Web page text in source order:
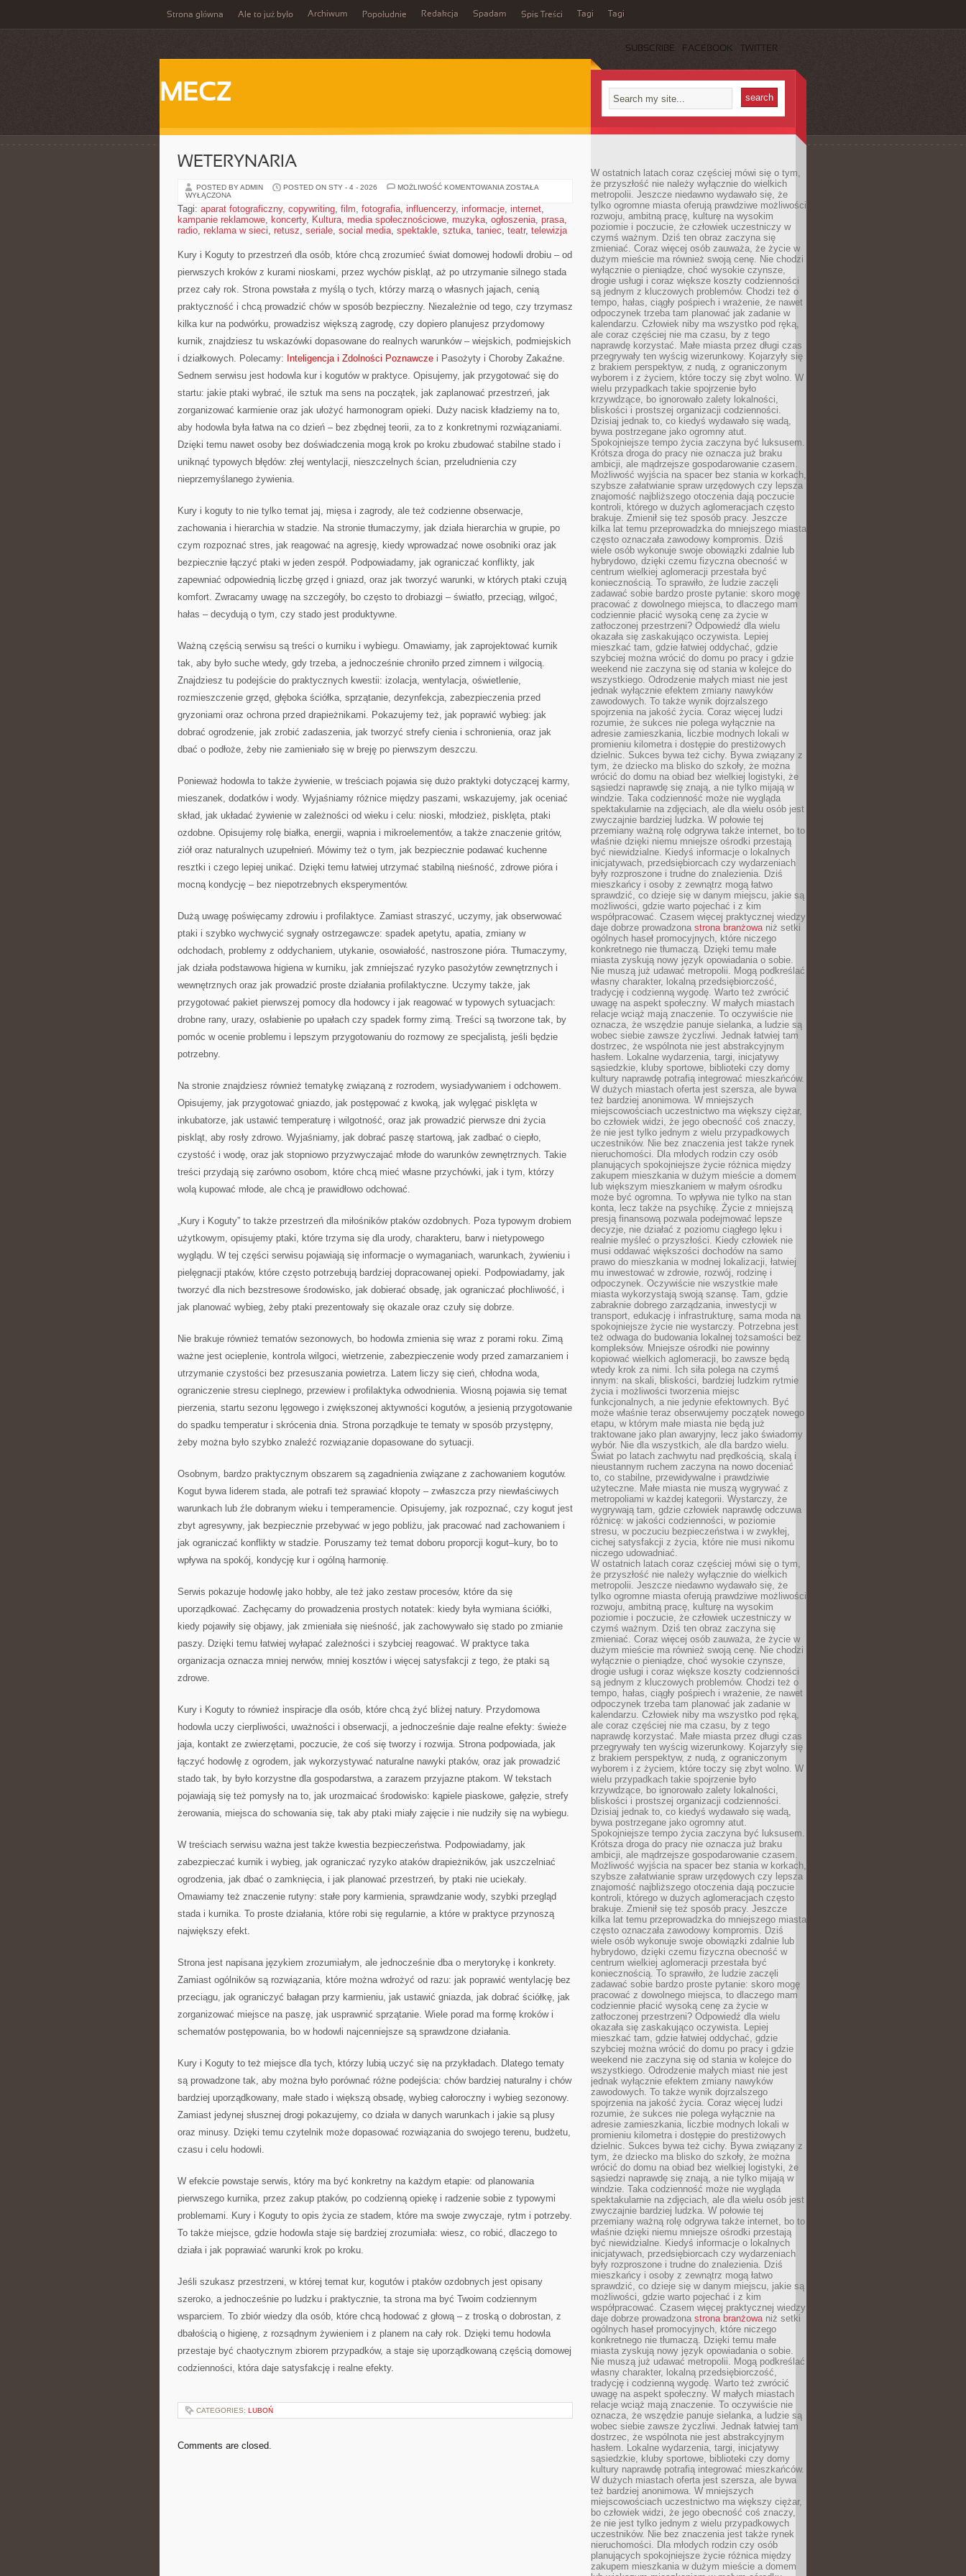
Strona główna Ale to już było Archiwum Popołudnie Redakcja Spadam Spis Treści Tagi Tagi
SUBSCRIBE FACEBOOK TWITTER
MECZ
WETERYNARIA
POSTED BY ADMIN POSTED ON STY - 4 - 2026 MOŻLIWOŚĆ KOMENTOWANIA WETERYNARIA
ZOSTAŁA
WYŁĄCZONA
Tagi: aparat fotograficzny, copywriting, film, fotografia, influencerzy, informacje, internet,
kampanie reklamowe, koncerty, Kultura, media społecznościowe, muzyka, ogłoszenia, prasa,
radio, reklama w sieci, retusz, seriale, social media, spektakle, sztuka, taniec, teatr, telewizja
Kury i Koguty to przestrzeń dla osób, które chcą zrozumieć świat domowej hodowli drobiu – od
pierwszych kroków z kurami nioskami, przez wychów piskląt, aż po utrzymanie silnego stada
przez cały rok. Strona powstała z myślą o tych, którzy marzą o własnych jajach, cenią
praktyczność i chcą prowadzić chów w sposób bezpieczny. Niezależnie od tego, czy trzymasz
kilka kur na podwórku, prowadzisz większą zagrodę, czy dopiero planujesz przydomowy
kurnik, znajdziesz tu wskazówki dopasowane do realnych warunków – wiejskich, podmiejskich
i działkowych. Polecamy: Inteligencja i Zdolności Poznawcze i Pasożyty i Choroby Zakaźne.
Sednem serwisu jest hodowla kur i kogutów w praktyce. Opisujemy, jak przygotować się do
startu: jakie ptaki wybrać, ile sztuk ma sens na początek, jak zaplanować przestrzeń, jak
zorganizować karmienie oraz jak ułożyć harmonogram opieki. Duży nacisk kładziemy na to,
aby hodowla była łatwa na co dzień – bez zbędnej teorii, za to z konkretnymi rozwiązaniami.
Dzięki temu nawet osoby bez doświadczenia mogą krok po kroku zbudować stabilne stado i
uniknąć typowych błędów: złej wentylacji, nieszczelnych ścian, przeludnienia czy
nieprzemyślanego żywienia.
Kury i koguty to nie tylko temat jaj, mięsa i zagrody, ale też codzienne obserwacje,
zachowania i hierarchia w stadzie. Na stronie tłumaczymy, jak działa hierarchia w grupie, po
czym rozpoznać stres, jak reagować na agresję, kiedy wprowadzać nowe osobniki oraz jak
bezpiecznie łączyć ptaki w jeden zespół. Podpowiadamy, jak ograniczać konflikty, jak
zapewniać odpowiednią liczbę grzęd i gniazd, oraz jak tworzyć warunki, w których ptaki czują
komfort. Zwracamy uwagę na szczegóły, bo często to drobiazgi – światło, przeciąg, wilgoć,
hałas – decydują o tym, czy stado jest produktywne.
Ważną częścią serwisu są treści o kurniku i wybiegu. Omawiamy, jak zaprojektować kurnik
tak, aby było suche wtedy, gdy trzeba, a jednocześnie chroniło przed zimnem i wilgocią.
Znajdziesz tu podejście do praktycznych kwestii: izolacja, wentylacja, oświetlenie,
rozmieszczenie grzęd, głęboka ściółka, sprzątanie, dezynfekcja, zabezpieczenia przed
gryzoniami oraz ochrona przed drapieżnikami. Pokazujemy też, jak poprawić wybieg: jak
dobrać ogrodzenie, jak zrobić zadaszenia, jak tworzyć strefy cienia i schronienia, oraz jak
dbać o podłoże, żeby nie zamieniało się w breję po pierwszym deszczu.
Ponieważ hodowla to także żywienie, w treściach pojawia się dużo praktyki dotyczącej karmy,
mieszanek, dodatków i wody. Wyjaśniamy różnice między paszami, wskazujemy, jak oceniać
skład, jak układać żywienie w zależności od wieku i celu: nioski, młodzież, pisklęta, ptaki
ozdobne. Opisujemy rolę białka, energii, wapnia i mikroelementów, a także znaczenie gritów,
ziół oraz naturalnych uzupełnień. Mówimy też o tym, jak bezpiecznie podawać kuchenne
resztki i czego lepiej unikać. Dzięki temu łatwiej utrzymać stabilną nieśność, zdrowe pióra i
mocną kondycję – bez niepotrzebnych eksperymentów.
Dużą uwagę poświęcamy zdrowiu i profilaktyce. Zamiast straszyć, uczymy, jak obserwować
ptaki i szybko wychwycić sygnały ostrzegawcze: spadek apetytu, apatia, zmiany w
odchodach, problemy z oddychaniem, utykanie, osowiałość, nastroszone pióra. Tłumaczymy,
jak działa podstawowa higiena w kurniku, jak zmniejszać ryzyko pasożytów zewnętrznych i
wewnętrznych oraz jak prowadzić proste działania profilaktyczne. Uczymy także, jak
przygotować pakiet pierwszej pomocy dla hodowcy i jak reagować w typowych sytuacjach:
drobne rany, urazy, osłabienie po upałach czy spadek formy zimą. Treści są tworzone tak, by
pomóc w ocenie problemu i lepszym przygotowaniu do rozmowy ze specjalistą, jeśli będzie
potrzebny.
Na stronie znajdziesz również tematykę związaną z rozrodem, wysiadywaniem i odchowem.
Opisujemy, jak przygotować gniazdo, jak postępować z kwoką, jak wylęgać pisklęta w
inkubatorze, jak ustawić temperaturę i wilgotność, oraz jak prowadzić pierwsze dni życia
piskląt, aby rosły zdrowo. Wyjaśniamy, jak dobrać paszę startową, jak zadbać o ciepło,
czystość i wodę, oraz jak stopniowo przyzwyczajać młode do warunków zewnętrznych. Takie
treści przydają się zarówno osobom, które chcą mieć własne przychówki, jak i tym, którzy
wolą kupować młode, ale chcą je prawidłowo odchować.
„Kury i Koguty” to także przestrzeń dla miłośników ptaków ozdobnych. Poza typowym drobiem
użytkowym, opisujemy ptaki, które trzyma się dla urody, charakteru, barw i nietypowego
wyglądu. W tej części serwisu pojawiają się informacje o wymaganiach, warunkach, żywieniu i
pielęgnacji ptaków, które często potrzebują bardziej dopracowanej opieki. Podpowiadamy, jak
tworzyć dla nich bezstresowe środowisko, jak dobierać obsadę, jak ograniczać płochliwość, i
jak planować wybieg, żeby ptaki prezentowały się okazale oraz czuły się dobrze.
Nie brakuje również tematów sezonowych, bo hodowla zmienia się wraz z porami roku. Zimą
ważne jest ocieplenie, kontrola wilgoci, wietrzenie, zabezpieczenie wody przed zamarzaniem i
utrzymanie czystości bez przesuszania powietrza. Latem liczy się cień, chłodna woda,
ograniczenie stresu cieplnego, przewiew i profilaktyka odwodnienia. Wiosną pojawia się temat
pierzenia, startu sezonu lęgowego i zwiększonej aktywności kogutów, a jesienią przygotowanie
do spadku temperatur i skrócenia dnia. Strona porządkuje te tematy w sposób przystępny,
żeby można było szybko znaleźć rozwiązanie dopasowane do sytuacji.
Osobnym, bardzo praktycznym obszarem są zagadnienia związane z zachowaniem kogutów.
Kogut bywa liderem stada, ale potrafi też sprawiać kłopoty – zwłaszcza przy niewłaściwych
warunkach lub źle dobranym wieku i temperamencie. Opisujemy, jak rozpoznać, czy kogut jest
zbyt agresywny, jak bezpiecznie przebywać w jego pobliżu, jak pracować nad zachowaniem i
jak ograniczać konflikty w stadzie. Poruszamy też temat doboru proporcji kogut–kury, bo to
wpływa na spokój, kondycję kur i ogólną harmonię.
Serwis pokazuje hodowlę jako hobby, ale też jako zestaw procesów, które da się
uporządkować. Zachęcamy do prowadzenia prostych notatek: kiedy była wymiana ściółki,
kiedy pojawiły się objawy, jak zmieniała się nieśność, jak zachowywało się stado po zmianie
paszy. Dzięki temu łatwiej wyłapać zależności i szybciej reagować. W praktyce taka
organizacja oznacza mniej nerwów, mniej kosztów i więcej satysfakcji z tego, że ptaki są
zdrowe.
Kury i Koguty to również inspiracje dla osób, które chcą żyć bliżej natury. Przydomowa
hodowla uczy cierpliwości, uważności i obserwacji, a jednocześnie daje realne efekty: świeże
jaja, kontakt ze zwierzętami, poczucie, że coś się tworzy i rozwija. Strona podpowiada, jak
łączyć hodowlę z ogrodem, jak wykorzystywać naturalne nawyki ptaków, oraz jak prowadzić
stado tak, by było korzystne dla gospodarstwa, a zarazem przyjazne ptakom. W tekstach
pojawiają się też pomysły na to, jak urozmaicać środowisko: kąpiele piaskowe, gałęzie, strefy
żerowania, miejsca do schowania się, tak aby ptaki miały zajęcie i nie nudziły się na wybiegu.
W treściach serwisu ważna jest także kwestia bezpieczeństwa. Podpowiadamy, jak
zabezpieczać kurnik i wybieg, jak ograniczać ryzyko ataków drapieżników, jak uszczelniać
ogrodzenia, jak dbać o zamknięcia, i jak planować przestrzeń, by ptaki nie uciekały.
Omawiamy też znaczenie rutyny: stałe pory karmienia, sprawdzanie wody, szybki przegląd
stada i kurnika. To proste działania, które robi się regularnie, a które w praktyce przynoszą
największy efekt.
Strona jest napisana językiem zrozumiałym, ale jednocześnie dba o merytorykę i konkrety.
Zamiast ogólników są rozwiązania, które można wdrożyć od razu: jak poprawić wentylację bez
przeciągu, jak ograniczyć bałagan przy karmieniu, jak ustawić gniazda, jak dobrać ściółkę, jak
zorganizować miejsce na paszę, jak usprawnić sprzątanie. Wiele porad ma formę kroków i
schematów postępowania, bo w hodowli najcenniejsze są sprawdzone działania.
Kury i Koguty to też miejsce dla tych, którzy lubią uczyć się na przykładach. Dlatego tematy
są prowadzone tak, aby można było porównać różne podejścia: chów bardziej naturalny i chów
bardziej uporządkowany, małe stado i większą obsadę, wybieg całoroczny i wybieg sezonowy.
Zamiast jedynej słusznej drogi pokazujemy, co działa w danych warunkach i jakie są plusy
oraz minusy. Dzięki temu czytelnik może dopasować rozwiązania do swojego terenu, budżetu,
czasu i celu hodowli.
W efekcie powstaje serwis, który ma być konkretny na każdym etapie: od planowania
pierwszego kurnika, przez zakup ptaków, po codzienną opiekę i radzenie sobie z typowymi
problemami. Kury i Koguty to opis życia ze stadem, które ma swoje zwyczaje, rytm i potrzeby.
To także miejsce, gdzie hodowla staje się bardziej zrozumiała: wiesz, co robić, dlaczego to
działa i jak poprawiać warunki krok po kroku.
Jeśli szukasz przestrzeni, w której temat kur, kogutów i ptaków ozdobnych jest opisany
szeroko, a jednocześnie po ludzku i praktycznie, ta strona ma być Twoim codziennym
wsparciem. To zbiór wiedzy dla osób, które chcą hodować z głową – z troską o dobrostan, z
dbałością o higienę, z rozsądnym żywieniem i z planem na cały rok. Dzięki temu hodowla
przestaje być chaotycznym zbiorem przypadków, a staje się uporządkowaną częścią domowej
codzienności, która daje satysfakcję i realne efekty.
CATEGORIES: LUBOŃ
Comments are closed.
W ostatnich latach coraz częściej mówi się o tym,
że przyszłość nie należy wyłącznie do wielkich
metropolii. Jeszcze niedawno wydawało się, że
tylko ogromne miasta oferują prawdziwe możliwości
rozwoju, ambitną pracę, kulturę na wysokim
poziomie i poczucie, że człowiek uczestniczy w
czymś ważnym. Dziś ten obraz zaczyna się
zmieniać. Coraz więcej osób zauważa, że życie w
dużym mieście ma również swoją cenę. Nie chodzi
wyłącznie o pieniądze, choć wysokie czynsze,
drogie usługi i coraz większe koszty codzienności
są jednym z kluczowych problemów. Chodzi też o
tempo, hałas, ciągły pośpiech i wrażenie, że nawet
odpoczynek trzeba tam planować jak zadanie w
kalendarzu. Człowiek niby ma wszystko pod ręką,
ale coraz częściej nie ma czasu, by z tego
naprawdę korzystać. Małe miasta przez długi czas
przegrywały ten wyścig wizerunkowy. Kojarzyły się
z brakiem perspektyw, z nudą, z ograniczonym
wyborem i z życiem, które toczy się zbyt wolno. W
wielu przypadkach takie spojrzenie było
krzywdzące, bo ignorowało zalety lokalności,
bliskości i prostszej organizacji codzienności.
Dzisiaj jednak to, co kiedyś wydawało się wadą,
bywa postrzegane jako ogromny atut.
Spokojniejsze tempo życia zaczyna być luksusem.
Krótsza droga do pracy nie oznacza już braku
ambicji, ale mądrzejsze gospodarowanie czasem.
Możliwość wyjścia na spacer bez stania w korkach,
szybsze załatwianie spraw urzędowych czy lepsza
znajomość najbliższego otoczenia dają poczucie
kontroli, którego w dużych aglomeracjach często
brakuje. Zmienił się też sposób pracy. Jeszcze
kilka lat temu przeprowadzka do mniejszego miasta
często oznaczała zawodowy kompromis. Dziś
wiele osób wykonuje swoje obowiązki zdalnie lub
hybrydowo, dzięki czemu fizyczna obecność w
centrum wielkiej aglomeracji przestała być
koniecznością. To sprawiło, że ludzie zaczęli
zadawać sobie bardzo proste pytanie: skoro mogę
pracować z dowolnego miejsca, to dlaczego mam
codziennie płacić wysoką cenę za życie w
zatłoczonej przestrzeni? Odpowiedź dla wielu
okazała się zaskakująco oczywista. Lepiej
mieszkać tam, gdzie łatwiej oddychać, gdzie
szybciej można wrócić do domu po pracy i gdzie
weekend nie zaczyna się od stania w kolejce do
wszystkiego. Odrodzenie małych miast nie jest
jednak wyłącznie efektem zmiany nawyków
zawodowych. To także wynik dojrzalszego
spojrzenia na jakość życia. Coraz więcej ludzi
rozumie, że sukces nie polega wyłącznie na
adresie zamieszkania, liczbie modnych lokali w
promieniu kilometra i dostępie do prestiżowych
dzielnic. Sukces bywa też cichy. Bywa związany z
tym, że dziecko ma blisko do szkoły, że można
wrócić do domu na obiad bez wielkiej logistyki, że
sąsiedzi naprawdę się znają, a nie tylko mijają w
windzie. Taka codzienność może nie wygląda
spektakularnie na zdjęciach, ale dla wielu osób jest
zwyczajnie bardziej ludzka. W połowie tej
przemiany ważną rolę odgrywa także internet, bo to
właśnie dzięki niemu mniejsze ośrodki przestają
być niewidzialne. Kiedyś informacje o lokalnych
inicjatywach, przedsiębiorcach czy wydarzeniach
były rozproszone i trudne do znalezienia. Dziś
mieszkańcy i osoby z zewnątrz mogą łatwo
sprawdzić, co dzieje się w danym miejscu, jakie są
możliwości, gdzie warto pojechać i z kim
współpracować. Czasem więcej praktycznej wiedzy
daje dobrze prowadzona strona branżowaniż setki
ogólnych haseł promocyjnych, które niczego
konkretnego nie tłumaczą. Dzięki temu małe
miasta zyskują nowy język opowiadania o sobie.
Nie muszą już udawać metropolii. Mogą podkreślać
własny charakter, lokalną przedsiębiorczość,
tradycję i codzienną wygodę. Warto też zwrócić
uwagę na aspekt społeczny. W małych miastach
relacje wciąż mają znaczenie. To oczywiście nie
oznacza, że wszędzie panuje sielanka, a ludzie są
wobec siebie zawsze życzliwi. Jednak łatwiej tam
dostrzec, że wspólnota nie jest abstrakcyjnym
hasłem. Lokalne wydarzenia, targi, inicjatywy
sąsiedzkie, kluby sportowe, biblioteki czy domy
kultury naprawdę potrafią integrować mieszkańców.
W dużych miastach oferta jest szersza, ale bywa
też bardziej anonimowa. W mniejszych
miejscowościach uczestnictwo ma większy ciężar,
bo człowiek widzi, że jego obecność coś znaczy,
że nie jest tylko jednym z wielu przypadkowych
uczestników. Nie bez znaczenia jest także rynek
nieruchomości. Dla młodych rodzin czy osób
planujących spokojniejsze życie różnica między
zakupem mieszkania w dużym mieście a domem
lub większym mieszkaniem w małym ośrodku
może być ogromna. To wpływa nie tylko na stan
konta, lecz także na psychikę. Życie z mniejszą
presją finansową pozwala podejmować lepsze
decyzje, nie działać z poziomu ciągłego lęku i
realnie myśleć o przyszłości. Kiedy człowiek nie
musi oddawać większości dochodów na samo
prawo do mieszkania w modnej lokalizacji, łatwiej
mu inwestować w zdrowie, rozwój, rodzinę i
odpoczynek. Oczywiście nie wszystkie małe
miasta wykorzystają swoją szansę. Tam, gdzie
zabraknie dobrego zarządzania, inwestycji w
transport, edukację i infrastrukturę, sama moda na
spokojniejsze życie nie wystarczy. Potrzebna jest
też odwaga do budowania lokalnej tożsamości bez
kompleksów. Mniejsze ośrodki nie powinny
kopiować wielkich aglomeracji, bo zawsze będą
wtedy krok za nimi. Ich siła polega na czymś
innym: na skali, bliskości, bardziej ludzkim rytmie
życia i możliwości tworzenia miejsc
funkcjonalnych, a nie jedynie efektownych. Być
może właśnie teraz obserwujemy początek nowego
etapu, w którym małe miasta nie będą już
traktowane jako plan awaryjny, lecz jako świadomy
wybór. Nie dla wszystkich, ale dla bardzo wielu.
Świat po latach zachwytu nad prędkością, skalą i
nieustannym ruchem zaczyna na nowo doceniać
to, co stabilne, przewidywalne i prawdziwie
użyteczne. Małe miasta nie muszą wygrywać z
metropoliami w każdej kategorii. Wystarczy, że
wygrywają tam, gdzie człowiek naprawdę odczuwa
różnicę: w jakości codzienności, w poziomie
stresu, w poczuciu bezpieczeństwa i w zwykłej,
cichej satysfakcji z życia, które nie musi nikomu
niczego udowadniać.
W ostatnich latach coraz częściej mówi się o tym,
że przyszłość nie należy wyłącznie do wielkich
metropolii. Jeszcze niedawno wydawało się, że
tylko ogromne miasta oferują prawdziwe możliwości
rozwoju, ambitną pracę, kulturę na wysokim
poziomie i poczucie, że człowiek uczestniczy w
czymś ważnym. Dziś ten obraz zaczyna się
zmieniać. Coraz więcej osób zauważa, że życie w
dużym mieście ma również swoją cenę. Nie chodzi
wyłącznie o pieniądze, choć wysokie czynsze,
drogie usługi i coraz większe koszty codzienności
są jednym z kluczowych problemów. Chodzi też o
tempo, hałas, ciągły pośpiech i wrażenie, że nawet
odpoczynek trzeba tam planować jak zadanie w
kalendarzu. Człowiek niby ma wszystko pod ręką,
ale coraz częściej nie ma czasu, by z tego
naprawdę korzystać. Małe miasta przez długi czas
przegrywały ten wyścig wizerunkowy. Kojarzyły się
z brakiem perspektyw, z nudą, z ograniczonym
wyborem i z życiem, które toczy się zbyt wolno. W
wielu przypadkach takie spojrzenie było
krzywdzące, bo ignorowało zalety lokalności,
bliskości i prostszej organizacji codzienności.
Dzisiaj jednak to, co kiedyś wydawało się wadą,
bywa postrzegane jako ogromny atut.
Spokojniejsze tempo życia zaczyna być luksusem.
Krótsza droga do pracy nie oznacza już braku
ambicji, ale mądrzejsze gospodarowanie czasem.
Możliwość wyjścia na spacer bez stania w korkach,
szybsze załatwianie spraw urzędowych czy lepsza
znajomość najbliższego otoczenia dają poczucie
kontroli, którego w dużych aglomeracjach często
brakuje. Zmienił się też sposób pracy. Jeszcze
kilka lat temu przeprowadzka do mniejszego miasta
często oznaczała zawodowy kompromis. Dziś
wiele osób wykonuje swoje obowiązki zdalnie lub
hybrydowo, dzięki czemu fizyczna obecność w
centrum wielkiej aglomeracji przestała być
koniecznością. To sprawiło, że ludzie zaczęli
zadawać sobie bardzo proste pytanie: skoro mogę
pracować z dowolnego miejsca, to dlaczego mam
codziennie płacić wysoką cenę za życie w
zatłoczonej przestrzeni? Odpowiedź dla wielu
okazała się zaskakująco oczywista. Lepiej
mieszkać tam, gdzie łatwiej oddychać, gdzie
szybciej można wrócić do domu po pracy i gdzie
weekend nie zaczyna się od stania w kolejce do
wszystkiego. Odrodzenie małych miast nie jest
jednak wyłącznie efektem zmiany nawyków
zawodowych. To także wynik dojrzalszego
spojrzenia na jakość życia. Coraz więcej ludzi
rozumie, że sukces nie polega wyłącznie na
adresie zamieszkania, liczbie modnych lokali w
promieniu kilometra i dostępie do prestiżowych
dzielnic. Sukces bywa też cichy. Bywa związany z
tym, że dziecko ma blisko do szkoły, że można
wrócić do domu na obiad bez wielkiej logistyki, że
sąsiedzi naprawdę się znają, a nie tylko mijają w
windzie. Taka codzienność może nie wygląda
spektakularnie na zdjęciach, ale dla wielu osób jest
zwyczajnie bardziej ludzka. W połowie tej
przemiany ważną rolę odgrywa także internet, bo to
właśnie dzięki niemu mniejsze ośrodki przestają
być niewidzialne. Kiedyś informacje o lokalnych
inicjatywach, przedsiębiorcach czy wydarzeniach
były rozproszone i trudne do znalezienia. Dziś
mieszkańcy i osoby z zewnątrz mogą łatwo
sprawdzić, co dzieje się w danym miejscu, jakie są
możliwości, gdzie warto pojechać i z kim
współpracować. Czasem więcej praktycznej wiedzy
daje dobrze prowadzona strona branżowaniż setki
ogólnych haseł promocyjnych, które niczego
konkretnego nie tłumaczą. Dzięki temu małe
miasta zyskują nowy język opowiadania o sobie.
Nie muszą już udawać metropolii. Mogą podkreślać
własny charakter, lokalną przedsiębiorczość,
tradycję i codzienną wygodę. Warto też zwrócić
uwagę na aspekt społeczny. W małych miastach
relacje wciąż mają znaczenie. To oczywiście nie
oznacza, że wszędzie panuje sielanka, a ludzie są
wobec siebie zawsze życzliwi. Jednak łatwiej tam
dostrzec, że wspólnota nie jest abstrakcyjnym
hasłem. Lokalne wydarzenia, targi, inicjatywy
sąsiedzkie, kluby sportowe, biblioteki czy domy
kultury naprawdę potrafią integrować mieszkańców.
W dużych miastach oferta jest szersza, ale bywa
też bardziej anonimowa. W mniejszych
miejscowościach uczestnictwo ma większy ciężar,
bo człowiek widzi, że jego obecność coś znaczy,
że nie jest tylko jednym z wielu przypadkowych
uczestników. Nie bez znaczenia jest także rynek
nieruchomości. Dla młodych rodzin czy osób
planujących spokojniejsze życie różnica między
zakupem mieszkania w dużym mieście a domem